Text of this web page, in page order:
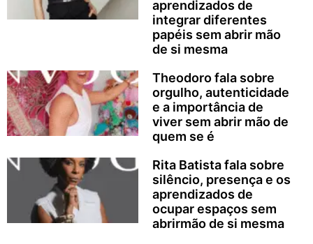
aprendizados de
integrar diferentes
papéis sem abrir mão
de si mesma
Theodoro fala sobre
orgulho, autenticidade
e a importância de
viver sem abrir mão de
quem se é
Rita Batista fala sobre
silêncio, presença e os
aprendizados de
ocupar espaços sem
abrirmão de si mesma